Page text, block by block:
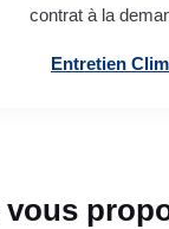
contrat à la
Entretien